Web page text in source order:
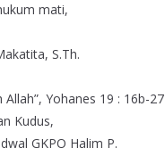
mati,
S.Th.
Yohanes 19 : 16b-27
Kudus,
GKPO Halim P.